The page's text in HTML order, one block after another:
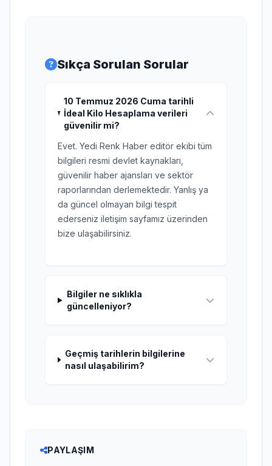
Sıkça Sorulan Sorular
10 Temmuz 2026 Cuma tarihli
İdeal Kilo Hesaplama verileri
güvenilir mi?
Evet. Yedi Renk Haber editör ekibi tüm
bilgileri resmi devlet kaynakları,
güvenilir haber ajansları ve sektör
raporlarından derlemektedir. Yanlış ya
da güncel olmayan bilgi tespit
ederseniz iletişim sayfamız üzerinden
bize ulaşabilirsiniz.
Bilgiler ne sıklıkla
güncelleniyor?
Geçmiş tarihlerin bilgilerine
nasıl ulaşabilirim?
PAYLAŞIM